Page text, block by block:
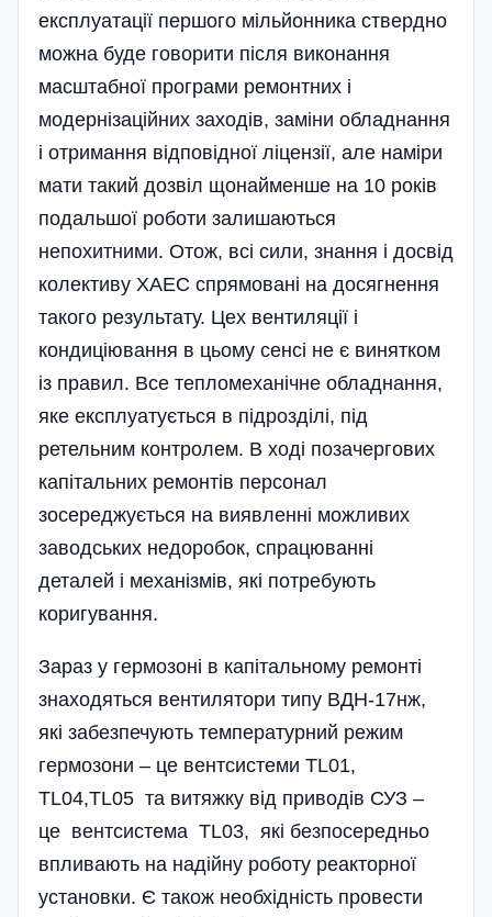
експлуатації першого мільйонника ствердно
можна буде говорити після виконання
масштабної програми ремонтних і
модернізаційних заходів, заміни обладнання
і отримання відповідної ліцензії, але наміри
мати такий дозвіл щонайменше на 10 років
подальшої роботи залишаються
непохитними. Отож, всі сили, знання і досвід
колективу ХАЕС спрямовані на досягнення
такого результату. Цех вентиляції і
кондиціювання в цьому сенсі не є винятком
із правил. Все тепломеханічне обладнання,
яке експлуатується в підрозділі, під
ретельним контролем. В ході позачергових
капітальних ремонтів персонал
зосереджується на виявленні можливих
заводських недоробок, спрацюванні
деталей і механізмів, які потребують
коригування.
Зараз у гермозоні в капітальному ремонті
знаходяться вентилятори типу ВДН-17нж,
які забезпечують температурний режим
гермозони – це вентсистеми TL01,
TL04,TL05 та витяжку від приводів СУЗ –
це вентсистема ТL03, які безпосередньо
впливають на надійну роботу реакторної
установки. Є також необхідність провести